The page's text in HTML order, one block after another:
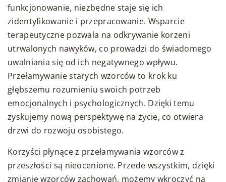
funkcjonowanie, niezbędne staje się ich
zidentyfikowanie i przepracowanie. Wsparcie
terapeutyczne pozwala na odkrywanie korzeni
utrwalonych nawyków, co prowadzi do świadomego
uwalniania się od ich negatywnego wpływu.
Przełamywanie starych wzorców to krok ku
głębszemu rozumieniu swoich potrzeb
emocjonalnych i psychologicznych. Dzięki temu
zyskujemy nową perspektywę na życie, co otwiera
drzwi do rozwoju osobistego.
Korzyści płynące z przełamywania wzorców z
przeszłości są nieocenione. Przede wszystkim, dzięki
zmianie wzorców zachowań, możemy wkroczyć na